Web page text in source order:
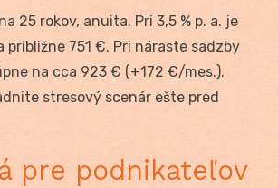
25 rokov, anuita. Pri 3,5 % p. a. je
približne 751 €. Pri náraste sadzby
na cca 923 € (+172 €/mes.).
stresový scenár ešte pred
pre podnikateľov